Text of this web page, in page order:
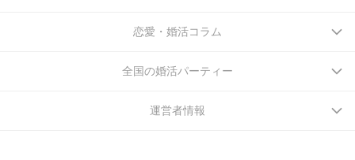
恋愛・婚活コラム
全国の婚活パーティー
運営者情報